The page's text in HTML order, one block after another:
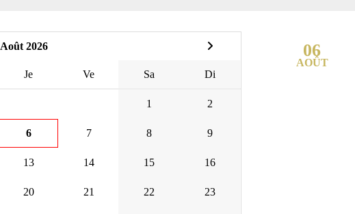
Août 2026
Je Ve Sa Di
1 2
6 7 8 9
13 14 15 16
20 21 22 23
06
AOÛT